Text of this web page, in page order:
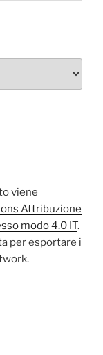
viene
Attribuzione
modo 4.0 IT.
per esportare i